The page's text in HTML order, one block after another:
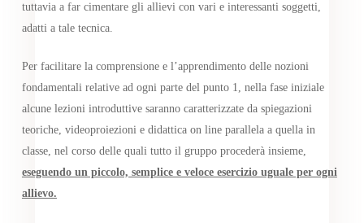
tuttavia a far cimentare gli allievi con vari e interessanti soggetti,
adatti a tale tecnica.
Per facilitare la comprensione e l’apprendimento delle nozioni
fondamentali relative ad ogni parte del punto 1, nella fase iniziale
alcune lezioni introduttive saranno caratterizzate da spiegazioni
teoriche, videoproiezioni e didattica on line parallela a quella in
classe, nel corso delle quali tutto il gruppo procederà insieme,
eseguendo un piccolo, semplice e veloce esercizio uguale per ogni
allievo.